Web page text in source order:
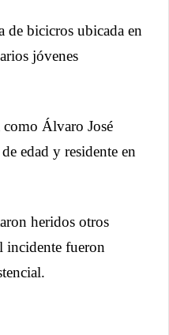
de bicicros ubicada en
jóvenes
Álvaro José
edad y residente en
heridos otros
incidente fueron